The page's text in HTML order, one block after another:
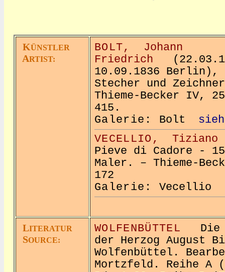
KÜNSTLER
ARTIST:
BOLT,
Johann
Friedrich
10.09.1836 Berlin),
Stecher und
Thieme-Becker IV,
415.
Galerie: Bolt
VECELLIO,
Tiziano
Pieve di Cadore -
Maler. – Thieme-
172
Galerie: Vecellio
LITERATUR
SOURCE:
WOLFENBÜTTEL Die
der Herzog August
Wolfenbüttel.
Mortzfeld. Reihe A